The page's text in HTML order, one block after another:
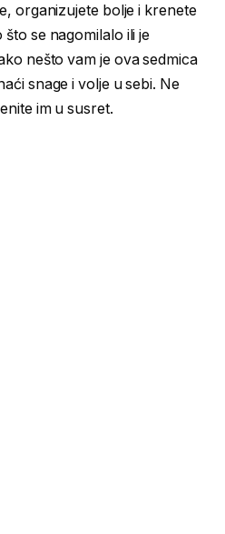
organizujete bolje i krenete
se nagomilalo ili je
nešto vam je ova sedmica
snage i volje u sebi. Ne
im u susret.